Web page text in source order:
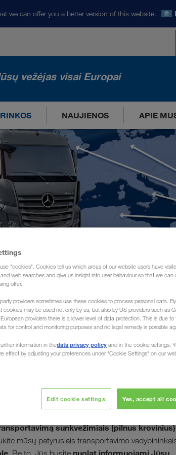
we can offer you a better version of this website.
vežėjas visai Europai
NAUJIENOS APIE
sunkvežimiais, Sirija (Ekspedicija)
sunkvežimiais į
Jūsų prekes visoje šalyje. Ar tai būtų
šalies vietoje. Ekspedicija LKW WALTER, Jūsų
sunkvežimiais (pilnus
mūsų patyrusiais transportavimo
nuolat informuojami Jūsų
"cookies". Cookies tell us which areas of our website users have
web searches and give us insight into user behaviour so that we
offer.
providers sometimes use these cookies to process personal data.
cookies may be used not only by us, but also by US providers such as
providers there is a lower level of data protection. This is due
for control and monitoring purposes and no legal remedy is possible
information in thedata privacy policy and in the cookie settings.
effect by adjusting your preferences under "Cookie Settings" on our
Edit cookie settings Yes, accept all